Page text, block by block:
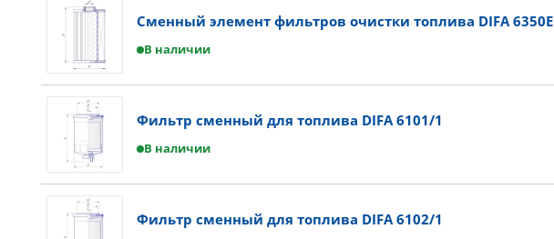
Сменный элемент фильтров очистки топлива DIFA 6350E
В наличии
Фильтр сменный для топлива DIFA 6101/1
В наличии
Фильтр сменный для топлива DIFA 6102/1